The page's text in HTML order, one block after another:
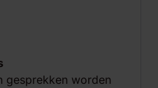
gesprekken worden